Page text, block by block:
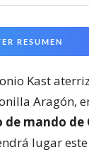
RESUMEN
Kast
Aragón,
de mando de
lugar